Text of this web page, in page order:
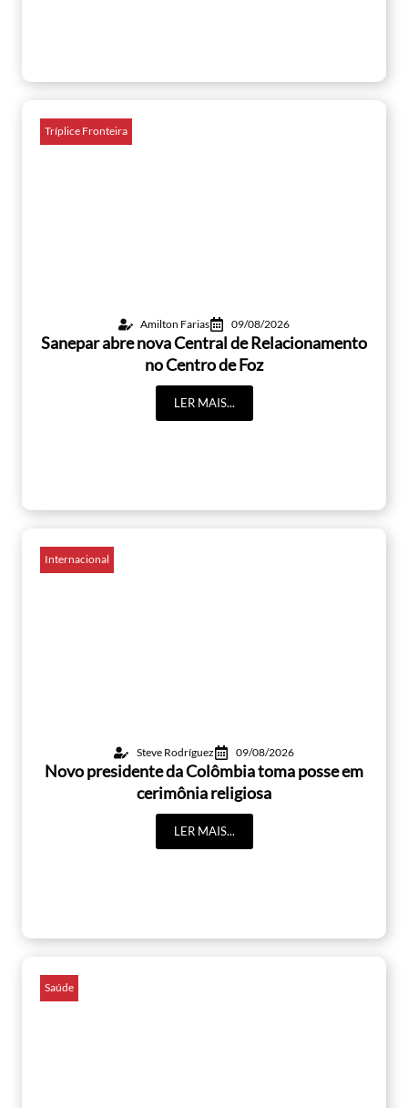
Tríplice Fronteira
Amilton Farias 09/08/2026
Sanepar abre nova Central de Relacionamento
no Centro de Foz
LER MAIS...
Internacional
Steve Rodríguez 09/08/2026
Novo presidente da Colômbia toma posse em
cerimônia religiosa
LER MAIS...
Saúde